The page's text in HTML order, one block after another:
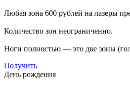
Любая зона 600 рублей на лазеры
Количество зон неограниченно.
Ноги полностью — это две зоны
Получить
День рождения